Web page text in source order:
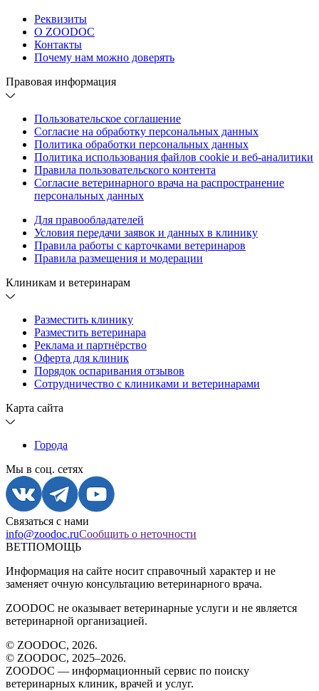
Реквизиты
О ZOODOC
Контакты
Почему нам можно доверять
Правовая информация
Пользовательское соглашение
Согласие на обработку персональных данных
Политика обработки персональных данных
Политика использования файлов cookie и веб-аналитики
Правила пользовательского контента
Согласие ветеринарного врача на распространение
персональных данных
Для правообладателей
Условия передачи заявок и данных в клинику
Правила работы с карточками ветеринаров
Правила размещения и модерации
Клиникам и ветеринарам
Разместить клинику
Разместить ветеринара
Реклама и партнёрство
Оферта для клиник
Порядок оспаривания отзывов
Сотрудничество с клиниками и ветеринарами
Карта сайта
Города
Мы в соц. сетях
Связаться с нами
info@zoodoc.ruСообщить о неточности
ВЕТПОМОЩЬ
Информация на сайте носит справочный характер и не
заменяет очную консультацию ветеринарного врача.
ZOODOC не оказывает ветеринарные услуги и не является
ветеринарной организацией.
© ZOODOC, 2026.
© ZOODOC, 2025–2026.
ZOODOC — информационный сервис по поиску
ветеринарных клиник, врачей и услуг.